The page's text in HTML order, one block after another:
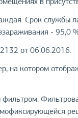
Срок службы
- 95,0
от 06.06.2016.
на котором